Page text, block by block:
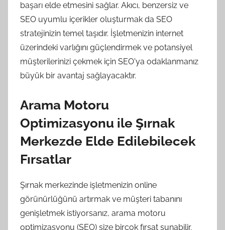
başarı elde etmesini sağlar. Akıcı, benzersiz ve
SEO uyumlu içerikler oluşturmak da SEO
stratejinizin temel taşıdır. İşletmenizin internet
üzerindeki varlığını güçlendirmek ve potansiyel
müşterilerinizi çekmek için SEO'ya odaklanmanız
büyük bir avantaj sağlayacaktır.
Arama Motoru
Optimizasyonu ile Şırnak
Merkezde Elde Edilebilecek
Fırsatlar
Şırnak merkezinde işletmenizin online
görünürlüğünü artırmak ve müşteri tabanını
genişletmek istiyorsanız, arama motoru
optimizasyonu (SEO) size birçok fırsat sunabilir.